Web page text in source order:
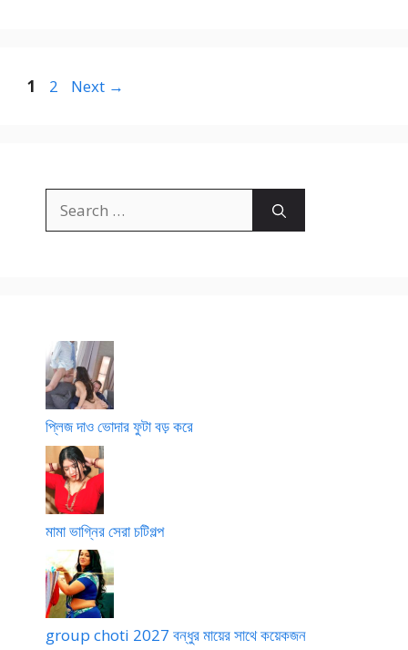
Page
1 Page
2 Next →
for:
প্লিজ দাও ভোদার ফুটা বড় করে
মামা ভাগ্নির সেরা চটিগল্প
group choti 2027 বন্ধুর মায়ের সাথে কয়েকজন